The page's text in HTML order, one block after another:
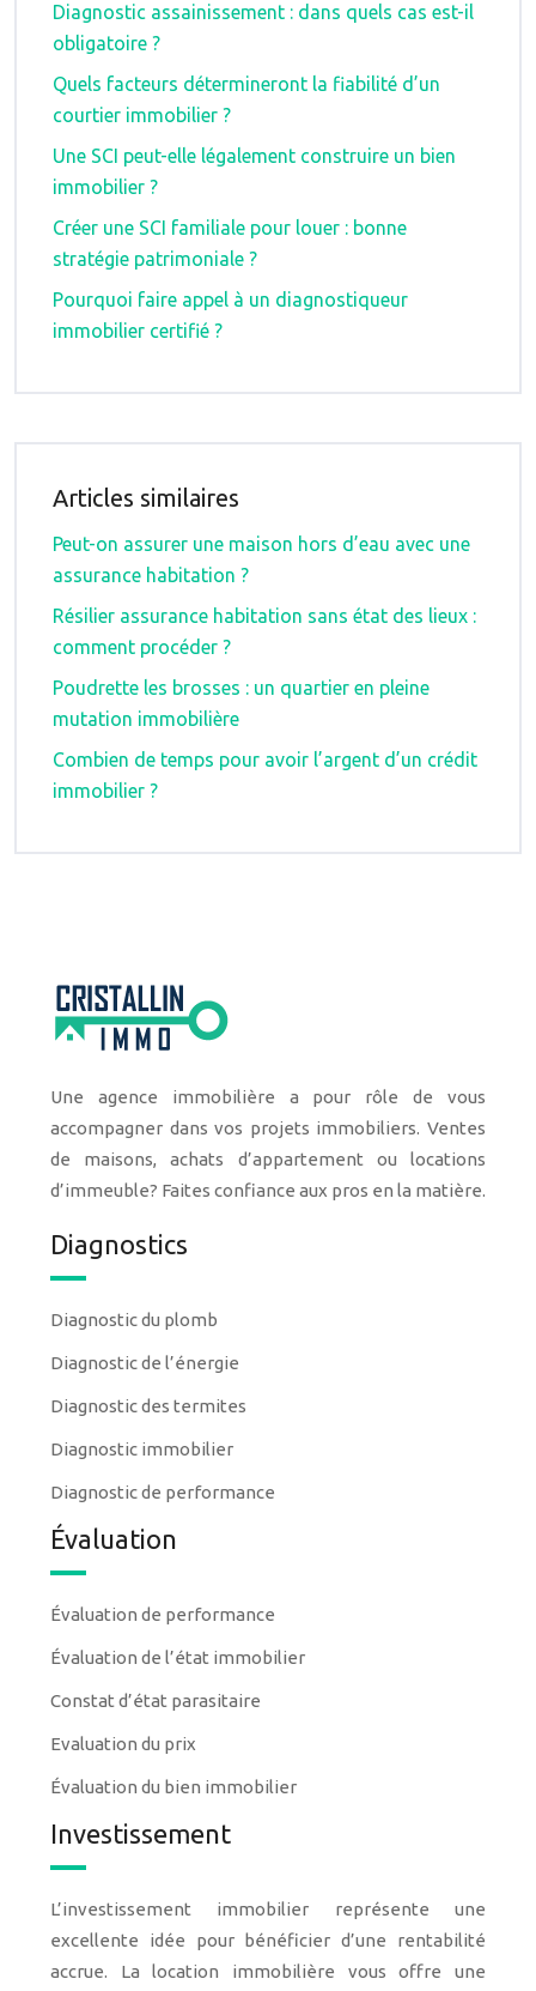
Diagnostic assainissement : dans quels cas est-il
obligatoire ?
Quels facteurs détermineront la fiabilité d’un
courtier immobilier ?
Une SCI peut-elle légalement construire un bien
immobilier ?
Créer une SCI familiale pour louer : bonne
stratégie patrimoniale ?
Pourquoi faire appel à un diagnostiqueur
immobilier certifié ?
Articles similaires
Peut-on assurer une maison hors d’eau avec une
assurance habitation ?
Résilier assurance habitation sans état des lieux :
comment procéder ?
Poudrette les brosses : un quartier en pleine
mutation immobilière
Combien de temps pour avoir l’argent d’un crédit
immobilier ?
Une agence immobilière a pour rôle de vous
accompagner dans vos projets immobiliers. Ventes
de maisons, achats d’appartement ou locations
d’immeuble? Faites confiance aux pros en la matière.
Diagnostics
Diagnostic du plomb
Diagnostic de l’énergie
Diagnostic des termites
Diagnostic immobilier
Diagnostic de performance
Évaluation
Évaluation de performance
Évaluation de l’état immobilier
Constat d’état parasitaire
Evaluation du prix
Évaluation du bien immobilier
Investissement
L’investissement immobilier représente une
excellente idée pour bénéficier d’une rentabilité
accrue. La location immobilière vous offre une